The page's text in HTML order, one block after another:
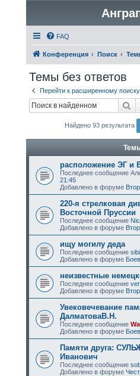
FAQ
Конференция Поиск
Темы без ответов
Перейти к расширенному поиску
Найдено 93 результата
расположение ЭГ и
Последнее сообщение
21:45
Добавлено в форуме
220-я стрелковая
Восточной Пруссии
Последнее сообщение
Добавлено в форуме
ищу могилу дедa
Последнее сообщение
Добавлено в форуме
неизвестные
Последнее сообщение
Добавлено в форуме
Увековечевание
ДалматоваВ.Н.
Последнее сообщение
Добавлено в форуме
Памяти друга:
Иванович
Последнее сообщение
Добавлено в форуме